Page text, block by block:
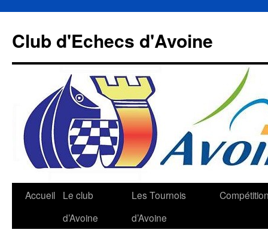
contenu
Club d'Echecs d'Avoine
Accueil
Le club
d’Avoine
Les Tournois
d’Avoine